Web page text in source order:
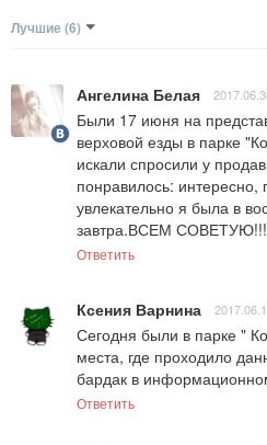
Лучшие (6)
Ангелина Белая
Были 17 июня на
верховой езды в парке
искали спросили у
понравилось: интересно,
увлекательно я была в
завтра.ВСЕМ СОВЕТУЮ!!!
Ответить
Ксения Варнина
Сегодня были в парке "
места, где проходило
бардак в
Ответить